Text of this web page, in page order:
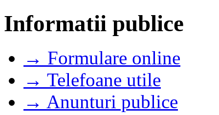
Informatii publice
→ Formulare online
→ Telefoane utile
→ Anunturi publice